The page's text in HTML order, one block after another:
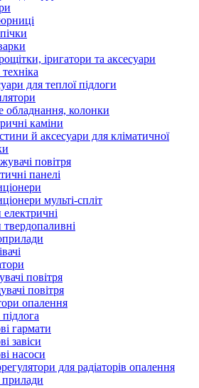
іригатори та аксесуари
для теплої підлоги
обладнання, колонки
каміни
й аксесуари для кліматичної
повітря
панелі
мульті-спліт
повітря
повітря
опалення
гармати
завіси
насоси
для радіаторів опалення
прилади